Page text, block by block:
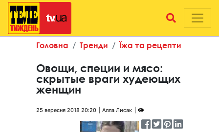
Головна Тренди Їжа та рецепти
Овощи, специи и мясо:
скрытые враги худеющих
женщин
25 вересня 2018 20:20 Алла Лисак